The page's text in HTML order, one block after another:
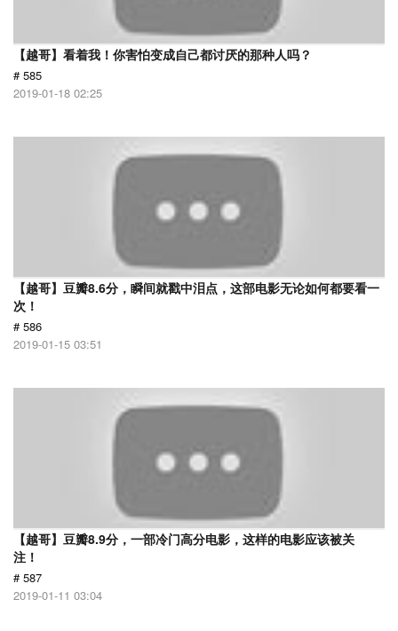
【越哥】看着我！你害怕变成自己都讨厌的那种人吗？
# 585
2019-01-18 02:25
【越哥】豆瓣8.6分，瞬间就戳中泪点，这部电影无论如何都要看一
次！
# 586
2019-01-15 03:51
【越哥】豆瓣8.9分，一部冷门高分电影，这样的电影应该被关
注！
# 587
2019-01-11 03:04